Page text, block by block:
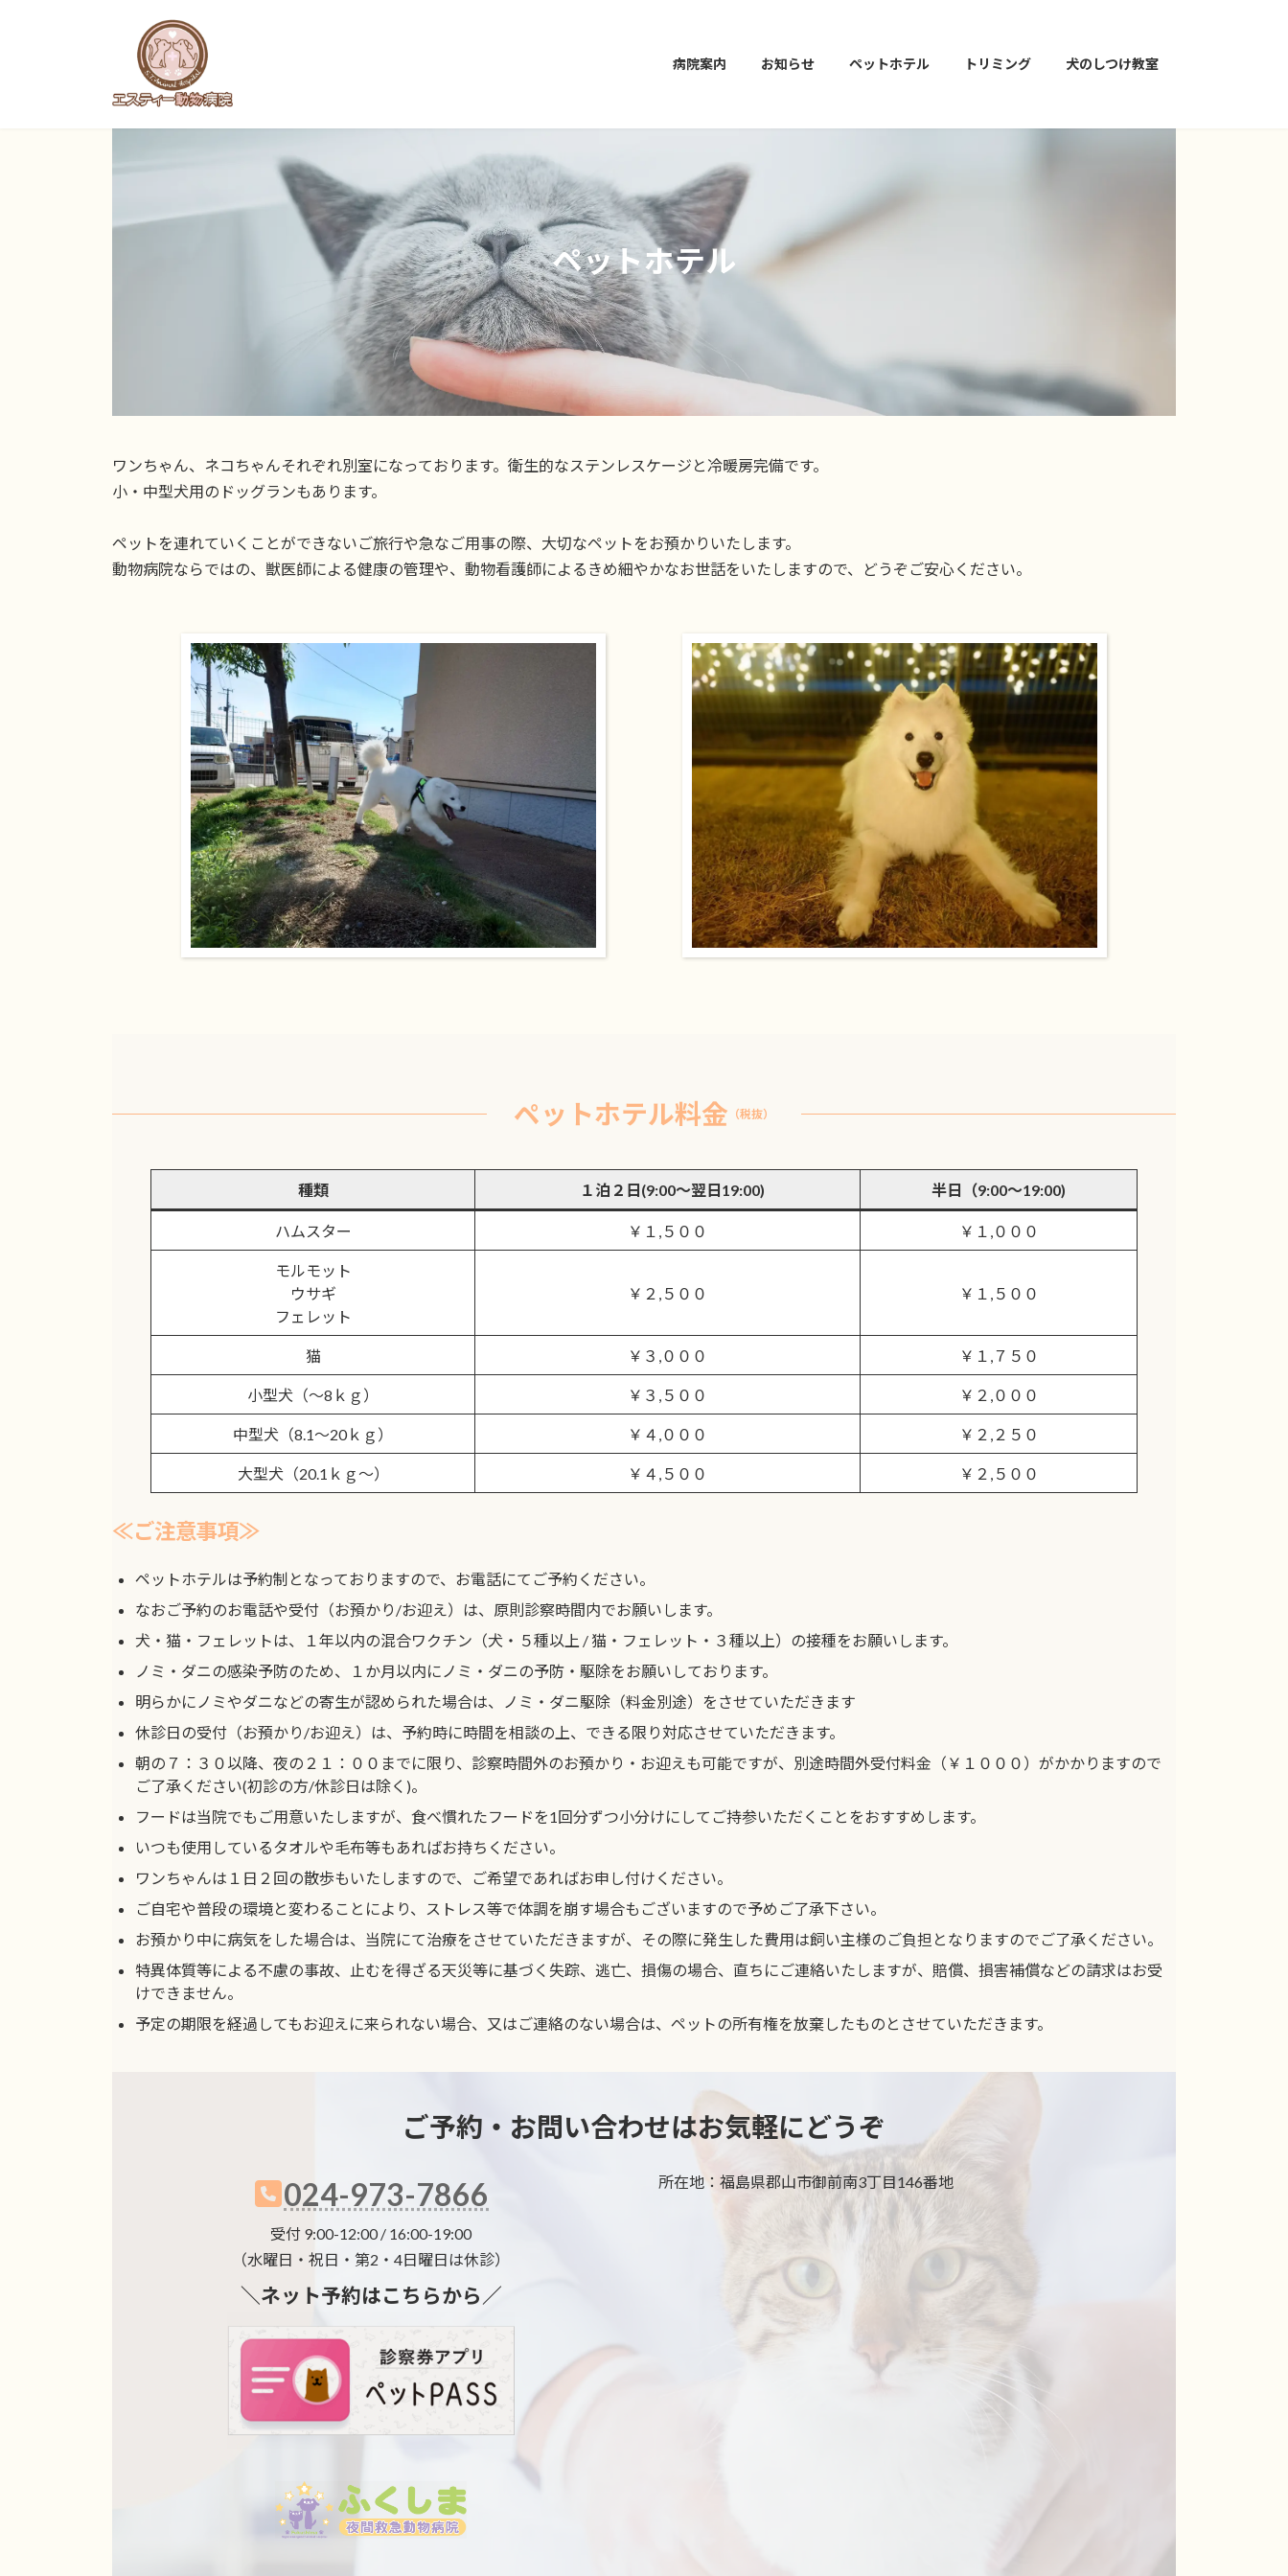
病院案内 お知らせ ペットホテル トリミング 犬のしつけ教室
ペットホテル
ワンちゃん、ネコちゃんそれぞれ別室になっております。衛生的なステンレスケージと冷暖房完備です。
小・中型犬用のドッグランもあります。
ペットを連れていくことができないご旅行や急なご用事の際、大切なペットをお預かりいたします。
動物病院ならではの、獣医師による健康の管理や、動物看護師によるきめ細やかなお世話をいたしますので、どうぞご安心ください。
ペットホテル料金 （税抜）
種類 １泊２日(9:00～翌日19:00) 半日（9:00～19:00)
ハムスター ￥１,５００ ￥１,０００
モルモット
ウサギ
フェレット
￥２,５００ ￥１,５００
猫 ￥３,０００ ￥１,７５０
小型犬（～8ｋｇ） ￥３,５００ ￥２,０００
中型犬（8.1～20ｋｇ） ￥４,０００ ￥２,２５０
大型犬（20.1ｋｇ～） ￥４,５００ ￥２,５００
≪ご注意事項≫
ペットホテルは予約制となっておりますので、お電話にてご予約ください。
なおご予約のお電話や受付（お預かり/お迎え）は、原則診察時間内でお願いします。
犬・猫・フェレットは、１年以内の混合ワクチン（犬・５種以上 / 猫・フェレット・３種以上）の接種をお願いします。
ノミ・ダニの感染予防のため、１か月以内にノミ・ダニの予防・駆除をお願いしております。
明らかにノミやダニなどの寄生が認められた場合は、ノミ・ダニ駆除（料金別途）をさせていただきます
休診日の受付（お預かり/お迎え）は、予約時に時間を相談の上、できる限り対応させていただきます。
朝の７：３０以降、夜の２１：００までに限り、診察時間外のお預かり・お迎えも可能ですが、別途時間外受付料金（￥１０００）がかかりますので
ご了承ください(初診の方/休診日は除く)。
フードは当院でもご用意いたしますが、食べ慣れたフードを1回分ずつ小分けにしてご持参いただくことをおすすめします。
いつも使用しているタオルや毛布等もあればお持ちください。
ワンちゃんは１日２回の散歩もいたしますので、ご希望であればお申し付けください。
ご自宅や普段の環境と変わることにより、ストレス等で体調を崩す場合もございますので予めご了承下さい。
お預かり中に病気をした場合は、当院にて治療をさせていただきますが、その際に発生した費用は飼い主様のご負担となりますのでご了承ください。
特異体質等による不慮の事故、止むを得ざる天災等に基づく失踪、逃亡、損傷の場合、直ちにご連絡いたしますが、賠償、損害補償などの請求はお受
けできません。
予定の期限を経過してもお迎えに来られない場合、又はご連絡のない場合は、ペットの所有権を放棄したものとさせていただきます。
ご予約・お問い合わせはお気軽にどうぞ
024-973-7866
受付 9:00-12:00 / 16:00-19:00
（水曜日・祝日・第2・4日曜日は休診）
＼ネット予約はこちらから／
所在地：福島県郡山市御前南3丁目146番地